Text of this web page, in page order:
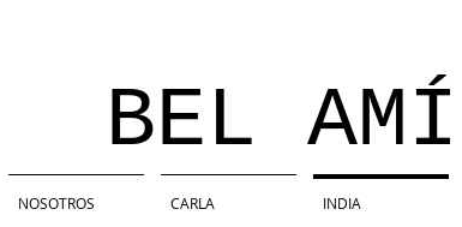
BEL AMÍ
NOSOTROS CARLA INDIA